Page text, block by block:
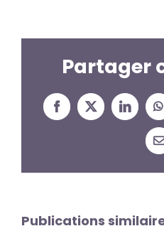
Partager
Facebook
X
Publications